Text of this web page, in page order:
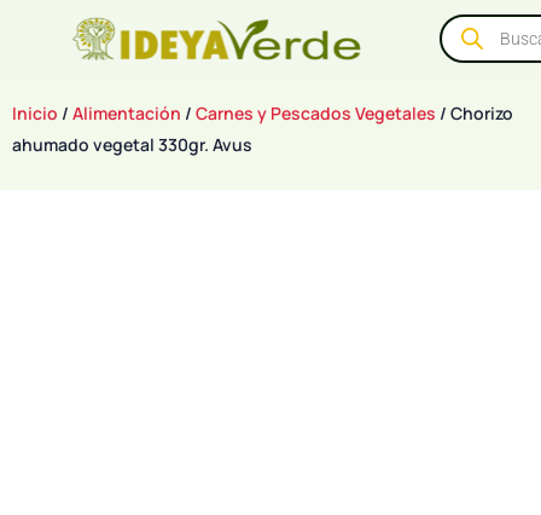
Inicio / Alimentación / Carnes y Pescados Vegetales / Chorizo
ahumado vegetal 330gr. Avus